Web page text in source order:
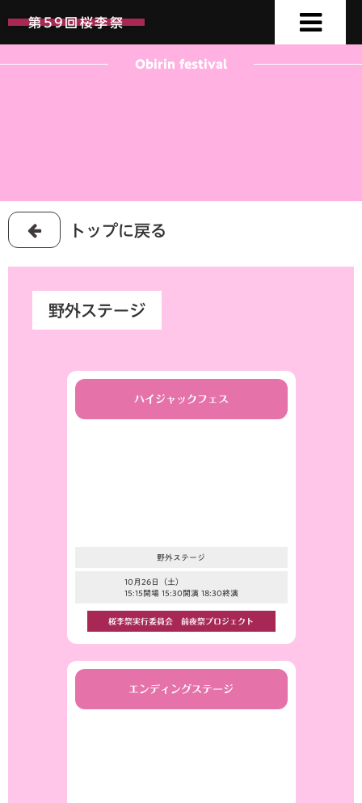
第59回桜李祭
第59回桜李祭
Obirin festival
トップに戻る
野外ステージ
ハイジャックフェス
野外ステージ
10月26日（土）
15:15開場 15:30開演 18:30終演
桜李祭実行委員会 前夜祭プロジェクト
エンディングステージ